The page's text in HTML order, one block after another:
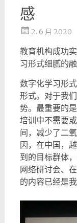
感
2. 6 月 2020
教育机构成功
习形式细腻的
数字化学习形
形式。对于我
势。最重要的
培训中不需要
间，减少了二
因，在中国，
到的目标群体
网络研讨会、
的内容已经是